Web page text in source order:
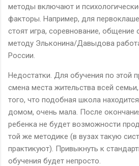
методы включают и
факторы. Например, для
стоят игра, соревнование,
методу Эльконина/Давыдова
России.
Недостатки. Для обучения по этой
смена места жительства всей
того, что подобная школа
домом, очень мала. После
ребенка не будет возможности
той же методике (в вузах такую
практикуют). Привыкнуть к
обучения будет непросто.